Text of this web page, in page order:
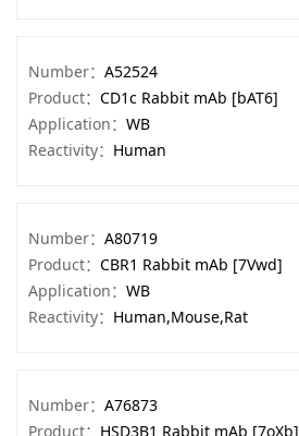
Number： A52524
Product： CD1c Rabbit mAb [bAT6]
Application： WB
Reactivity： Human
Number： A80719
Product： CBR1 Rabbit mAb [7Vwd]
Application： WB
Reactivity： Human,Mouse,Rat
Number： A76873
Product： HSD3B1 Rabbit mAb [7oXb]